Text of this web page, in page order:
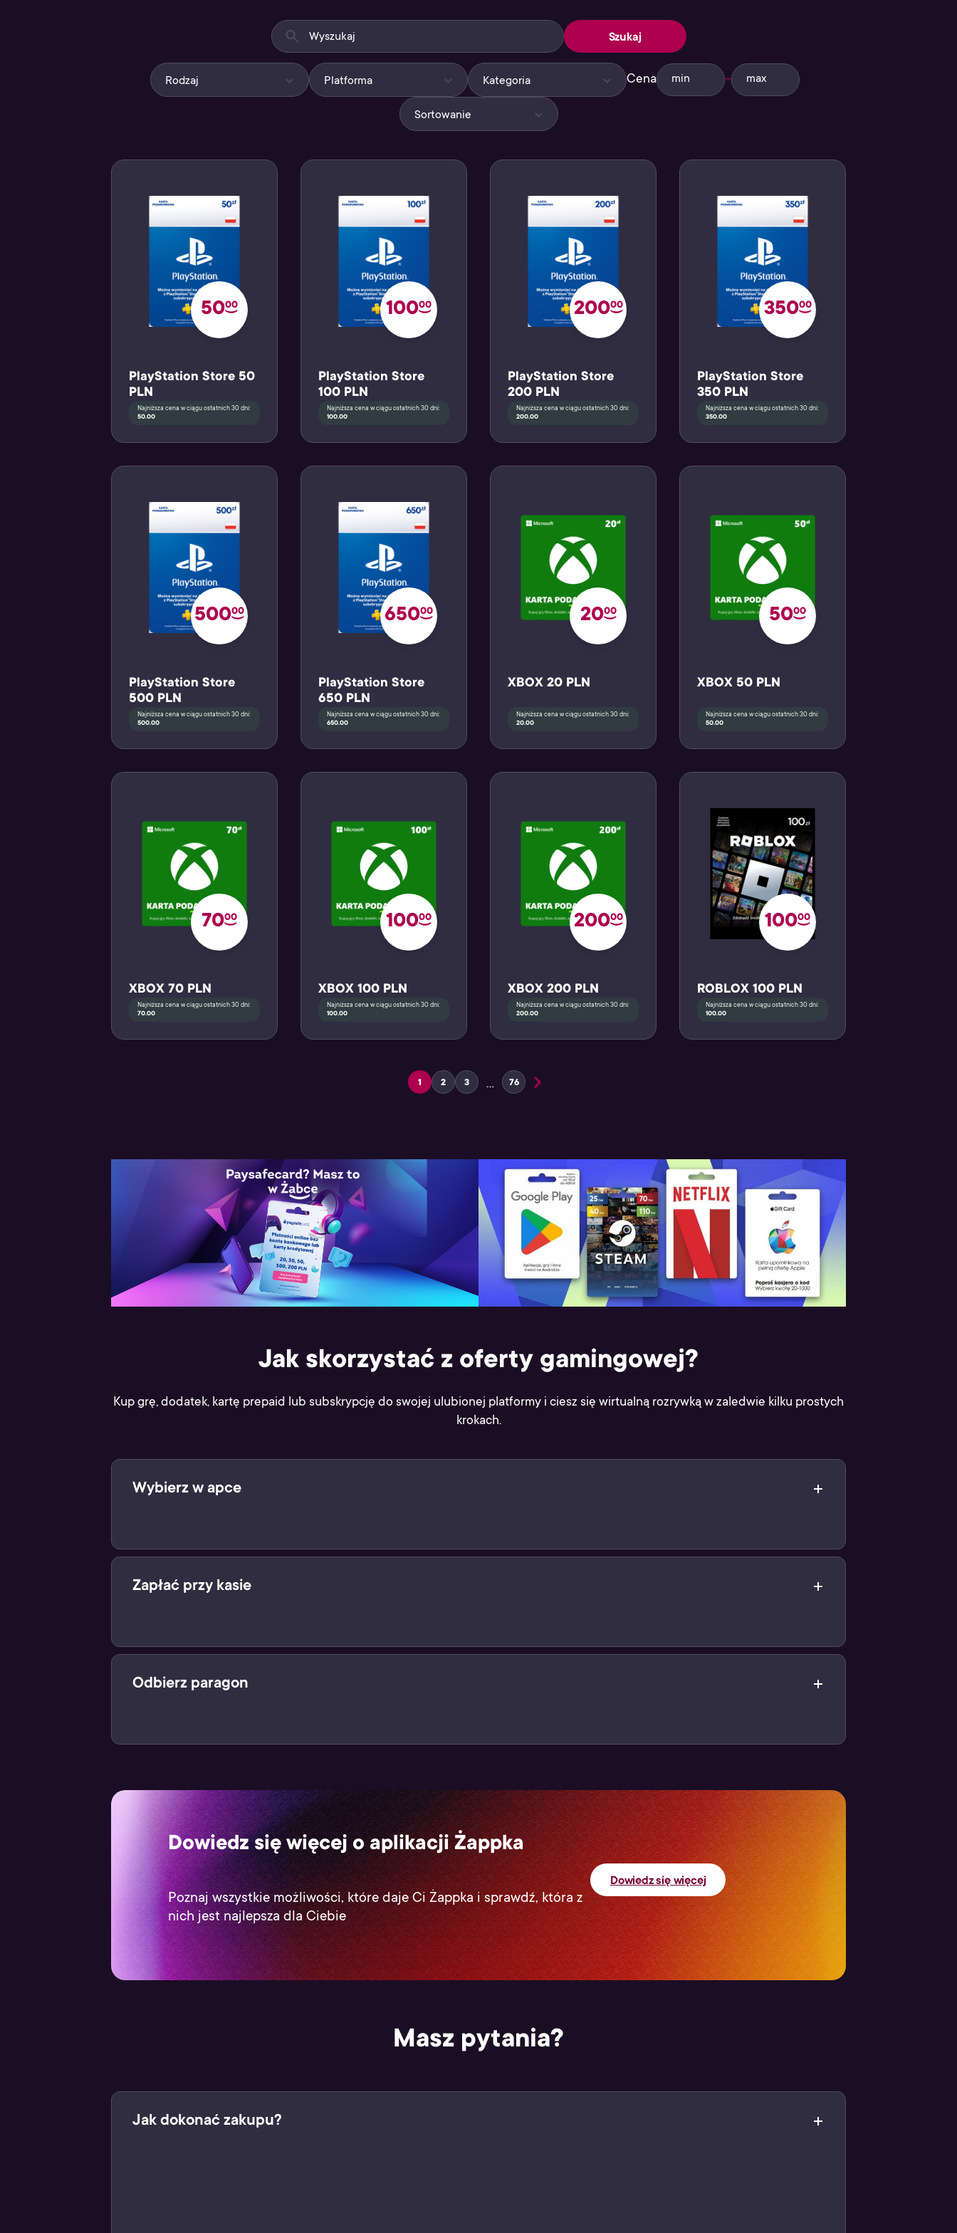
Szukaj
Rodzaj Platforma Kategoria Cena –
Sortowanie
5000
PlayStation Store 50
PLN
Najniższa cena w ciągu ostatnich 30 dni:
50.00
10000
PlayStation Store
100 PLN
Najniższa cena w ciągu ostatnich 30 dni:
100.00
20000
PlayStation Store
200 PLN
Najniższa cena w ciągu ostatnich 30 dni:
200.00
35000
PlayStation Store
350 PLN
Najniższa cena w ciągu ostatnich 30 dni:
350.00
50000
PlayStation Store
500 PLN
Najniższa cena w ciągu ostatnich 30 dni:
500.00
65000
PlayStation Store
650 PLN
Najniższa cena w ciągu ostatnich 30 dni:
650.00
2000
XBOX 20 PLN
Najniższa cena w ciągu ostatnich 30 dni:
20.00
5000
XBOX 50 PLN
Najniższa cena w ciągu ostatnich 30 dni:
50.00
7000
XBOX 70 PLN
Najniższa cena w ciągu ostatnich 30 dni:
70.00
10000
XBOX 100 PLN
Najniższa cena w ciągu ostatnich 30 dni:
100.00
20000
XBOX 200 PLN
Najniższa cena w ciągu ostatnich 30 dni:
200.00
10000
ROBLOX 100 PLN
Najniższa cena w ciągu ostatnich 30 dni:
100.00
Page
1 Page
2 Page
3 … Page
76
Jak skorzystać z oferty gamingowej?
Kup grę, dodatek, kartę prepaid lub subskrypcję do swojej ulubionej platformy i ciesz się wirtualną rozrywką w zaledwie kilku prostych
krokach.
Wybierz w apce
Zapłać przy kasie
Odbierz paragon
Dowiedz się więcej o aplikacji Żappka
Poznaj wszystkie możliwości, które daje Ci Żappka i sprawdź, która z
nich jest najlepsza dla Ciebie
Dowiedz się więcej
Masz pytania?
Jak dokonać zakupu?